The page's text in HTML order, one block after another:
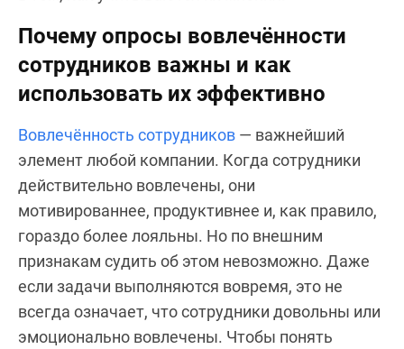
Почему опросы вовлечённости
сотрудников важны и как
использовать их эффективно
Вовлечённость сотрудников — важнейший
элемент любой компании. Когда сотрудники
действительно вовлечены, они
мотивированнее, продуктивнее и, как правило,
гораздо более лояльны. Но по внешним
признакам судить об этом невозможно. Даже
если задачи выполняются вовремя, это не
всегда означает, что сотрудники довольны или
эмоционально вовлечены. Чтобы понять